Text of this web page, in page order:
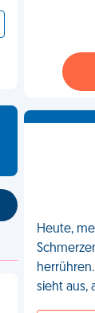
Heute,
sieht aus,